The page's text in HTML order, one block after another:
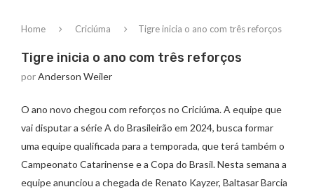
Home Criciúma Tigre inicia o ano com três reforços
Tigre inicia o ano com três reforços
porAnderson Weiler
O ano novo chegou com reforços no Criciúma. A equipe que
vai disputar a série A do Brasileirão em 2024, busca formar
uma equipe qualificada para a temporada, que terá também o
Campeonato Catarinense e a Copa do Brasil. Nesta semana a
equipe anunciou a chegada de Renato Kayzer, Baltasar Barcia